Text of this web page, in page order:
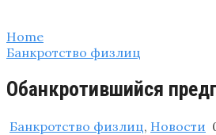
Home
Банкротство физлиц
Обанкротившийся
Банкротство физлиц, Новости